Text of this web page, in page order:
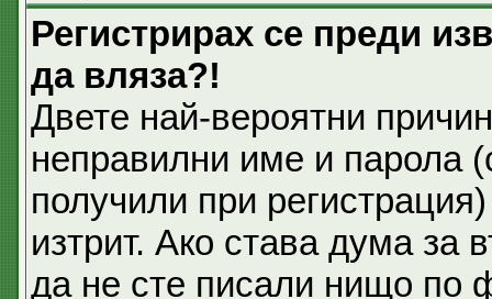
Регистрирах се преди
да вляза?!
Двете най-вероятни
неправилни име и парола
получили при
изтрит. Ако става дума за
да не сте писали нищо по